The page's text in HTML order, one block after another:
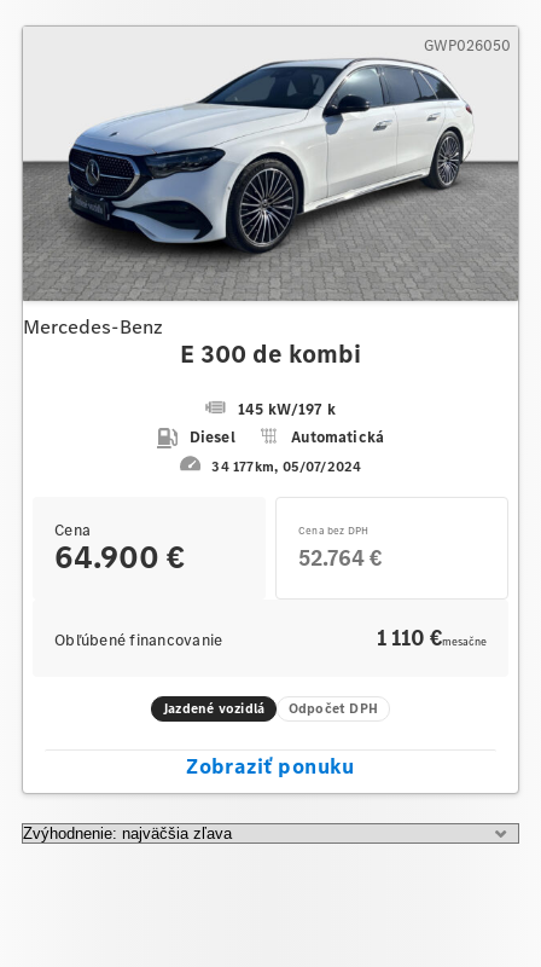
Mercedes-Benz
E 300 de kombi
145 kW/197 k
Diesel
Automatická
34 177km 05/07/2024
GWP026050
Cena
64.900 €
Cena bez DPH
52.764 €
Obľúbené financovanie 1 110 €mesačne
Jazdené vozidlá Odpočet DPH
Zobraziť ponuku